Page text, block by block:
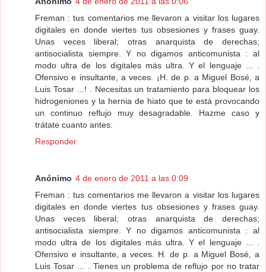
Freman : tus comentarios me llevaron a visitar los lugares
digitales en donde viertes tus obsesiones y frases guay.
Unas veces liberal; otras anarquista de derechas;
antisocialista siempre. Y no digamos anticomunista : al
modo ultra de los digitales más ultra. Y el lenguaje ... .
Ofensivo e insultante, a veces. ¡H. de p. a Miguel Bosé, a
Luis Tosar ...! . Necesitas un tratamiento para bloquear los
hidrogeniones y la hernia de hiato que te está provocando
un continuo reflujo muy desagradable. Hazme caso y
trátate cuanto antes.
Responder
Anónimo 4 de enero de 2011 a las 0:09
Freman : tus comentarios me llevaron a visitar los lugares
digitales en donde viertes tus obsesiones y frases guay.
Unas veces liberal; otras anarquista de derechas;
antisocialista siempre. Y no digamos anticomunista : al
modo ultra de los digitales más ultra. Y el lenguaje ... .
Ofensivo e insultante, a veces. H. de p. a Miguel Bosé, a
Luis Tosar ... . Tienes un problema de reflujo por no tratar